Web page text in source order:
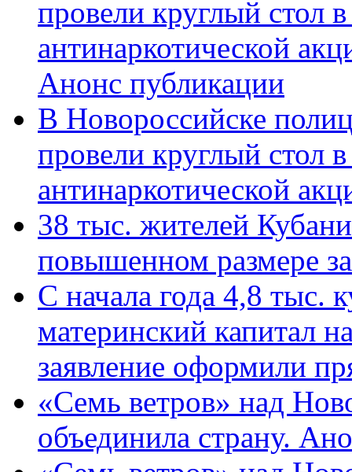
провели круглый стол
антинаркотической
Анонс публикации
В Новороссийске
провели круглый стол
антинаркотической
38 тыс. жителей
повышенном размере
С начала года 4,8 тыс.
материнский капитал
заявление оформили
«Семь ветров» над
объединила страну.